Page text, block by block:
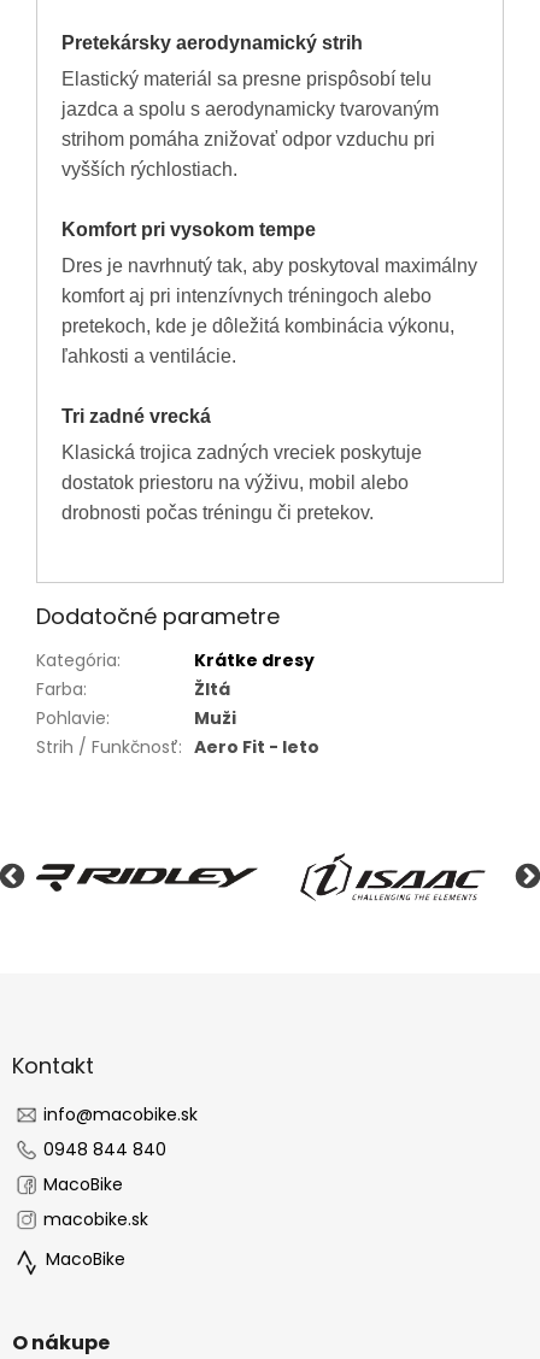
Pretekársky aerodynamický strih
Elastický materiál sa presne prispôsobí telu
jazdca a spolu s aerodynamicky tvarovaným
strihom pomáha znižovať odpor vzduchu pri
vyšších rýchlostiach.
Komfort pri vysokom tempe
Dres je navrhnutý tak, aby poskytoval maximálny
komfort aj pri intenzívnych tréningoch alebo
pretekoch, kde je dôležitá kombinácia výkonu,
ľahkosti a ventilácie.
Tri zadné vrecká
Klasická trojica zadných vreciek poskytuje
dostatok priestoru na výživu, mobil alebo
drobnosti počas tréningu či pretekov.
Dodatočné parametre
Kategória:
Krátke dresy
Farba:
Žltá
Pohlavie:
Muži
Strih / Funkčnosť: Aero Fit - leto
äKontakt
info@macobike.sk
0948 844 840
MacoBike
macobike.sk
MacoBike
O nákupe